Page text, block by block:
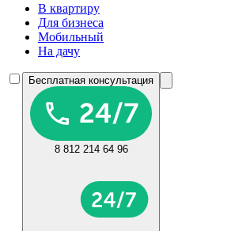
В квартиру
Для бизнеса
Мобильный
На дачу
Бесплатная консультация
8 812 214 64 96